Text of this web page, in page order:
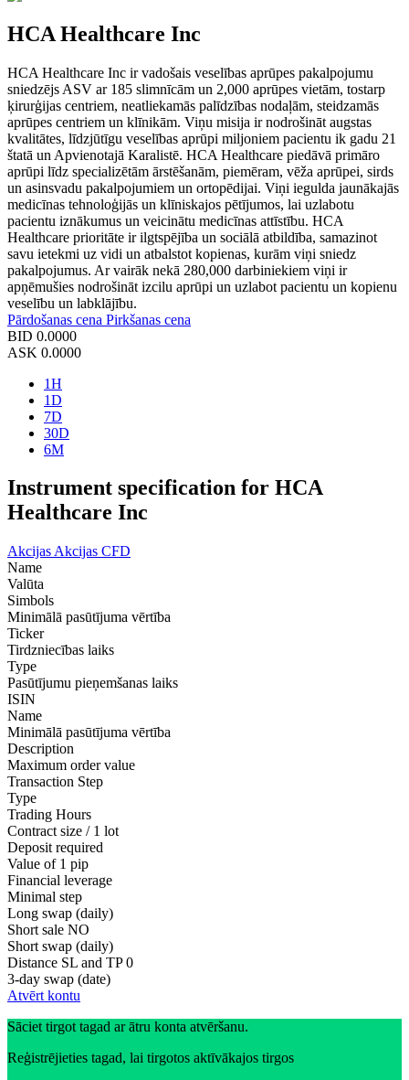
HCA Healthcare Inc
HCA Healthcare Inc ir vadošais veselības aprūpes pakalpojumu
sniedzējs ASV ar 185 slimnīcām un 2,000 aprūpes vietām, tostarp
ķirurģijas centriem, neatliekamās palīdzības nodaļām, steidzamās
aprūpes centriem un klīnikām. Viņu misija ir nodrošināt augstas
kvalitātes, līdzjūtīgu veselības aprūpi miljoniem pacientu ik gadu 21
štatā un Apvienotajā Karalistē. HCA Healthcare piedāvā primāro
aprūpi līdz specializētām ārstēšanām, piemēram, vēža aprūpei, sirds
un asinsvadu pakalpojumiem un ortopēdijai. Viņi iegulda jaunākajās
medicīnas tehnoloģijās un klīniskajos pētījumos, lai uzlabotu
pacientu iznākumus un veicinātu medicīnas attīstību. HCA
Healthcare prioritāte ir ilgtspējība un sociālā atbildība, samazinot
savu ietekmi uz vidi un atbalstot kopienas, kurām viņi sniedz
pakalpojumus. Ar vairāk nekā 280,000 darbiniekiem viņi ir
apņēmušies nodrošināt izcilu aprūpi un uzlabot pacientu un kopienu
veselību un labklājību.
Pārdošanas cena Pirkšanas cena
BID 0.0000
ASK 0.0000
1H
1D
7D
30D
6M
Instrument specification for HCA
Healthcare Inc
Akcijas Akcijas CFD
Name
Valūta
Simbols
Minimālā pasūtījuma vērtība
Ticker
Tirdzniecības laiks
Type
Pasūtījumu pieņemšanas laiks
ISIN
Name
Minimālā pasūtījuma vērtība
Description
Maximum order value
Transaction Step
Type
Trading Hours
Contract size / 1 lot
Deposit required
Value of 1 pip
Financial leverage
Minimal step
Long swap (daily)
Short sale NO
Short swap (daily)
Distance SL and TP 0
3-day swap (date)
Atvērt kontu
Sāciet tirgot tagad ar ātru konta atvēršanu.
Reģistrējieties tagad, lai tirgotos aktīvākajos tirgos